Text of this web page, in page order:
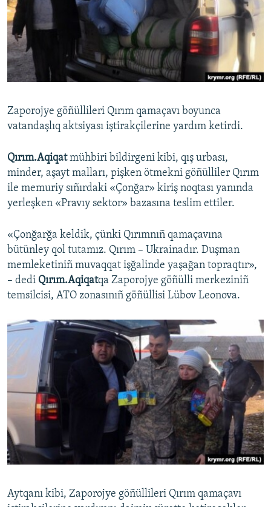
BLOGLAR
FİKİR
Русский
Українською
QOŞULIÑIZ!
RFE/RS bütün saytları
Zaporojye göñüllileri Qırım qamaçavı boyunca
vatandaşlıq aktsiyası iştirakçilerine yardım ketirdi.
Qırım.Aqiqatmühbiri bildirgeni kibi, qış urbası,
minder, aşayt malları, pişken ötmekni göñülliler Qırım
ile memuriy sıñırdaki «Çonğar» kiriş noqtası yanında
yerleşken «Pravıy sektor» bazasına teslim ettiler.
«Çonğarğa keldik, çünki Qırımnıñ qamaçavına
bütünley qol tutamız. Qırım – Ukrainadır. Duşman
memleketiniñ muvaqqat işğalinde yaşağan topraqtır»,
– dedi Qırım.Aqiqatqa Zaporojye göñülli merkeziniñ
temsilcisi, ATO zonasınıñ göñüllisi Lübov Leonova.
Aytqanı kibi, Zaporojye göñüllileri Qırım qamaçavı